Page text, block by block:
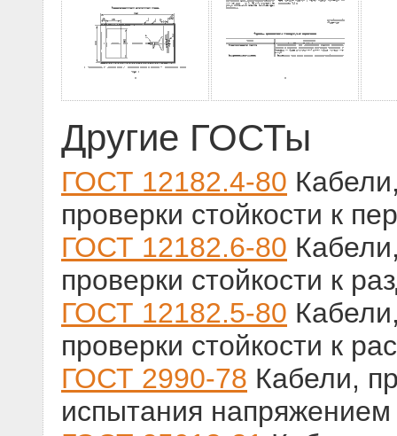
Другие ГОСТы
ГОСТ 12182.4-80
проверки стойкости к
ГОСТ 12182.6-80
проверки стойкости к
ГОСТ 12182.5-80
проверки стойкости к
ГОСТ 2990-78 Кабели,
испытания напряжением